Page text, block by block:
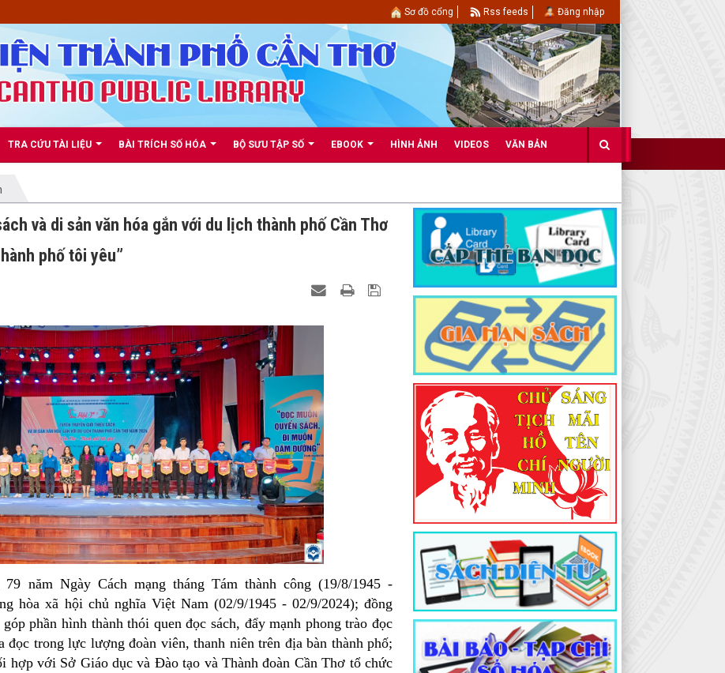
TRA CỨU TÀI LIỆU BÀI TRÍCH SỐ HÓA BỘ SƯU TẬP SỐ EBOOK HÌNH ẢNH VIDEOS VĂN BẢN
Sơ đồ cổng Rss feeds Đăng nhập
và di sản văn hóa gắn với du lịch thành phố Cần Thơ
phố tôi yêu”
năm Ngày Cách mạng tháng Tám thành công (19/8/1945 -
hòa xã hội chủ nghĩa Việt Nam (02/9/1945 - 02/9/2024); đồng
phần hình thành thói quen đọc sách, đẩy mạnh phong trào đọc
đọc trong lực lượng đoàn viên, thanh niên trên địa bàn thành phố;
hợp với Sở Giáo dục và Đào tạo và Thành đoàn Cần Thơ tổ chức